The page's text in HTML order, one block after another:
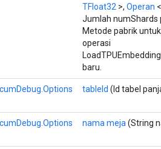
TFloat32 >, Operan <
Jumlah numShards
Metode pabrik
operasi
baru.
tableId (Id tabel
nama meja (String